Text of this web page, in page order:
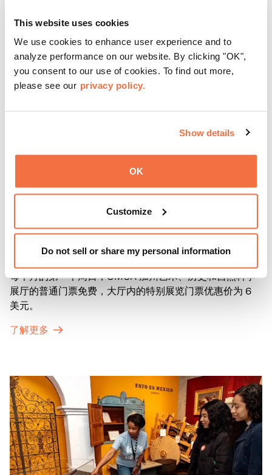
This website uses cookies
We use cookies to enhance user experience and to
analyze performance on our website. By clicking "OK",
you consent to our use of cookies. To find out more,
please see our privacy policy.
Show details
OK
Customize
Do not sell or share my personal information
第一主日
每个月的第一个周日，OMCA 加州艺术、历史和自然科学
展厅的普通门票免费，大厅内的特别展览门票优惠价为 6
美元。
了解更多